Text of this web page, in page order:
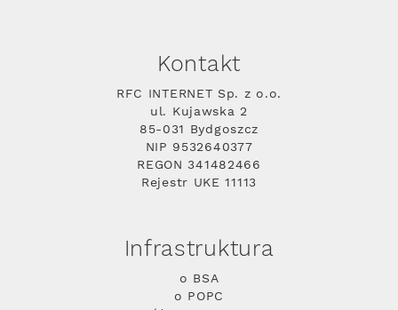
Kontakt
RFC INTERNET Sp. z o.o.
ul. Kujawska 2
85-031 Bydgoszcz
NIP 9532640377
REGON 341482466
Rejestr UKE 11113
Infrastruktura
o BSA
o POPC